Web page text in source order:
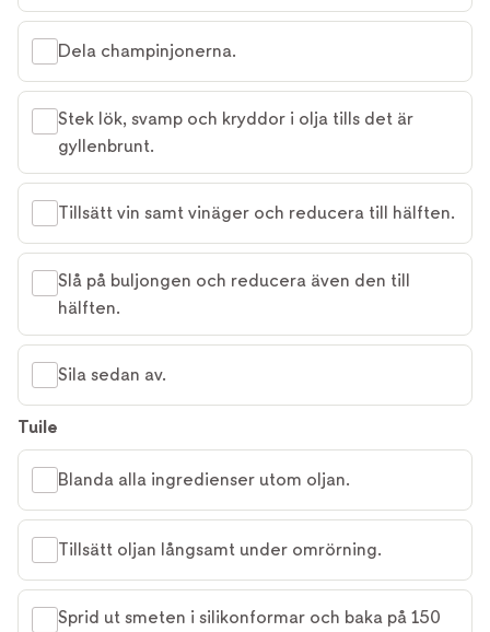
Dela champinjonerna.
Stek lök, svamp och kryddor i olja tills det är
gyllenbrunt.
Tillsätt vin samt vinäger och reducera till hälften.
Slå på buljongen och reducera även den till
hälften.
Sila sedan av.
Tuile
Blanda alla ingredienser utom oljan.
Tillsätt oljan långsamt under omrörning.
Sprid ut smeten i silikonformar och baka på 150